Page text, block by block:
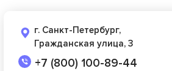
г. Санкт-Петербург,
Гражданская улица, 3
+7 (800) 100-89-44